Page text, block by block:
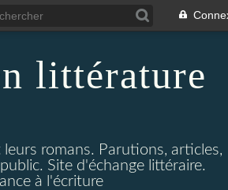
littérature
romans. Parutions, articles,
Site d'échange littéraire.
à l'écriture